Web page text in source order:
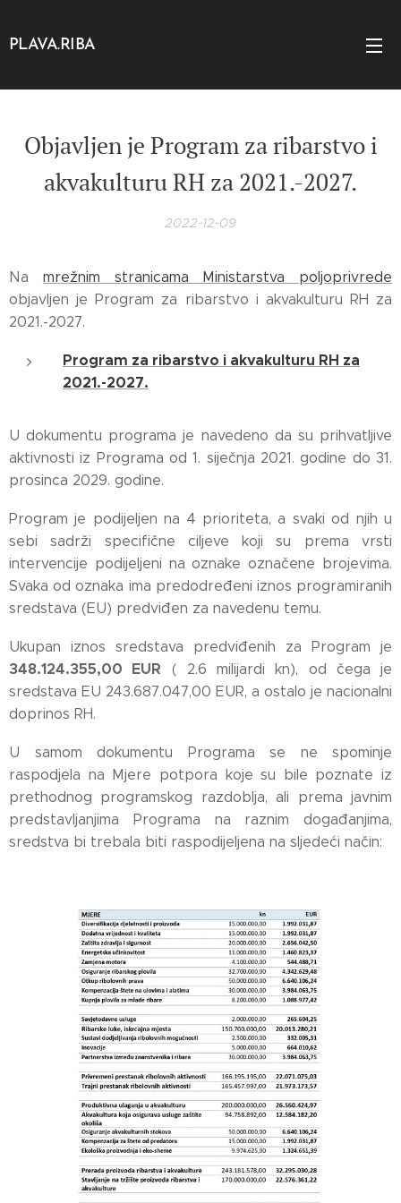
PLAVA.RIBA
Objavljen je Program zaribarstvo i
akvakulturu RH za 2021.-2027.
2022-12-09
Na mrežnim stranicama Ministarstva poljoprivrede
objavljen je Program za ribarstvo i akvakulturu RH za
2021.-2027.
Program za ribarstvo i akvakulturu RH za
2021.-2027.
U dokumentu programa je navedeno da su prihvatljive
aktivnosti iz Programa od 1. siječnja 2021. godine do 31.
prosinca 2029. godine.
Program je podijeljen na 4 prioriteta, a svaki od njih u
sebi sadrži specifične ciljeve koji su prema vrsti
intervencije podijeljeni na oznake označene brojevima.
Svaka od oznaka ima predodređeni iznos programiranih
sredstava (EU) predviđen za navedenu temu.
Ukupan iznos sredstava predviđenih za Program je
348.124.355,00 EUR ( 2.6 milijardi kn), od čega je
sredstava EU 243.687.047,00 EUR, a ostalo je nacionalni
doprinos RH.
U samom dokumentu Programa se ne spominje
raspodjela na Mjere potpora koje su bile poznate iz
prethodnog programskog razdoblja, ali prema javnim
predstavljanjima Programa na raznim događanjima,
sredstva bi trebala biti raspodijeljena na sljedeći način: